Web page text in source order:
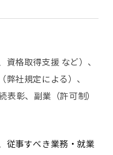
格取得支援 など）、
社規定による）、
彰、副業（許可制）
従事すべき業務・就業